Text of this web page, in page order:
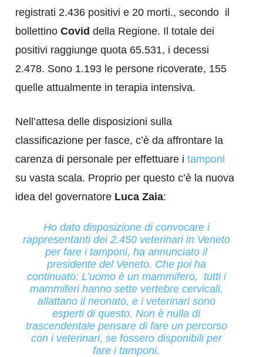
registrati 2.436 positivi e 20 morti., secondo il
bollettino Covid della Regione. Il totale dei
positivi raggiunge quota 65.531, i decessi
2.478. Sono 1.193 le persone ricoverate, 155
quelle attualmente in terapia intensiva.
Nell’attesa delle disposizioni sulla
classificazione per fasce, c’è da affrontare la
carenza di personale per effettuare i tamponi
su vasta scala. Proprio per questo c’è la nuova
idea del governatore Luca Zaia:
Ho dato disposizione di convocare i
rappresentanti dei 2.450 veterinari in Veneto
per fare i tamponi, ha annunciato il
presidente del Veneto. Che poi ha
continuato: L’uomo è un mammifero, tutti i
mammiferi hanno sette vertebre cervicali,
allattano il neonato, e i veterinari sono
esperti di questo. Non è nulla di
trascendentale pensare di fare un percorso
con i veterinari, se fossero disponibili per
fare i tamponi.